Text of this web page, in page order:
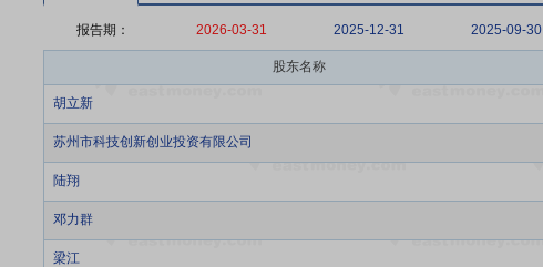
报告期： 2026-03-31 2025-12-31 2025-09-30
股东名称
胡立新
苏州市科技创新创业投资有限公司
陆翔
邓力群
梁江